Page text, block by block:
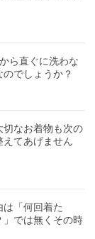
ら直ぐに洗わな
でしょうか？
切なお着物も次の
てあげません
「何回着た
」では無くその時